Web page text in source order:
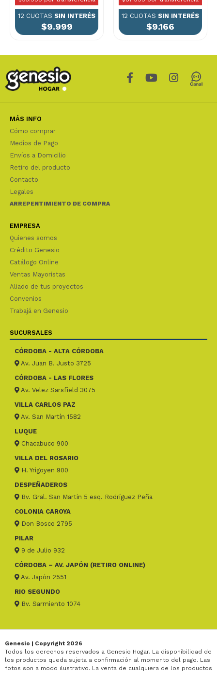
12 CUOTAS SIN INTERÉS
$9.999
12 CUOTAS SIN INTERÉS
$9.166
MÁS INFO
Cómo comprar
Medios de Pago
Envíos a Domicilio
Retiro del producto
Contacto
Legales
ARREPENTIMIENTO DE COMPRA
EMPRESA
Quienes somos
Crédito Genesio
Catálogo Online
Ventas Mayoristas
Aliado de tus proyectos
Convenios
Trabajá en Genesio
SUCURSALES
CÓRDOBA - ALTA CÓRDOBA
Av. Juan B. Justo 3725
CÓRDOBA - LAS FLORES
Av. Velez Sarsfield 3075
VILLA CARLOS PAZ
Av. San Martín 1582
LUQUE
Chacabuco 900
VILLA DEL ROSARIO
H. Yrigoyen 900
DESPEÑADEROS
Bv. Gral. San Martin 5 esq. Rodríguez Peña
COLONIA CAROYA
Don Bosco 2795
PILAR
9 de Julio 932
CÓRDOBA – AV. JAPÓN (RETIRO ONLINE)
Av. Japón 2551
RIO SEGUNDO
Bv. Sarmiento 1074
Genesio | Copyright 2026
Todos los derechos reservados a Genesio Hogar. La disponibilidad de
los productos queda sujeta a confirmación al momento del pago. Las
fotos son a modo ilustrativo. La venta de cualquiera de los productos